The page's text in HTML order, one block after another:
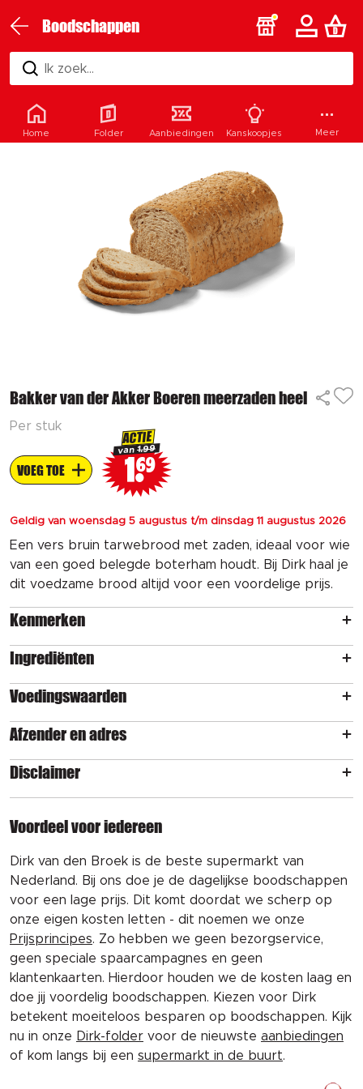
Boodschappen
Ik zoek...
Bakker van der Akker Boeren meerzaden heel
Per stuk
VOEG TOE
ACTIE
van1.99
1 69
Geldig van woensdag 5 augustus t/m dinsdag 11 augustus 2026
Een vers bruin tarwebrood met zaden, ideaal voor wie
van een goed belegde boterham houdt. Bij Dirk haal je
dit voedzame brood altijd voor een voordelige prijs.
Kenmerken
Ingrediënten
Voedingswaarden
Afzender en adres
Disclaimer
Voordeel voor iedereen
Dirk van den Broek is de beste supermarkt van
Nederland. Bij ons doe je de dagelijkse boodschappen
voor een lage prijs. Dit komt doordat we scherp op
onze eigen kosten letten - dit noemen we onze
Prijsprincipes. Zo hebben we geen bezorgservice,
geen speciale spaarcampagnes en geen
klantenkaarten. Hierdoor houden we de kosten laag en
doe jij voordelig boodschappen. Kiezen voor Dirk
betekent moeiteloos besparen op boodschappen. Kijk
nu in onze Dirk-folder voor de nieuwste aanbiedingen
of kom langs bij een supermarkt in de buurt.
Home Folder Aanbiedingen Kanskoopjes Meer